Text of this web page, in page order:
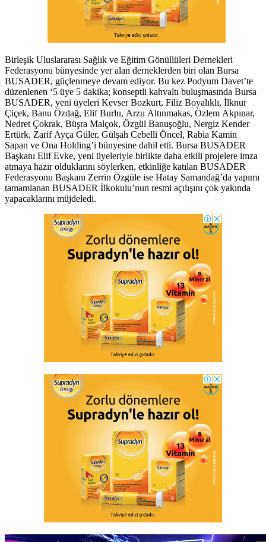
Birleşik Uluslararası Sağlık ve Eğitim Gönüllüleri Dernekleri
Federasyonu bünyesinde yer alan derneklerden biri olan Bursa
BUSADER, güçlenmeye devam ediyor. Bu kez Podyum Davet’te
düzenlenen ‘5 üye 5 dakika; konseptli kahvaltı buluşmasında Bursa
BUSADER, yeni üyeleri Kevser Bozkurt, Filiz Boyalıklı, İlknur
Çiçek, Banu Özdağ, Elif Burlu, Arzu Altınmakas, Özlem Akpınar,
Nedret Çokrak, Büşra Malçok, Özgül Banuşoğlu, Nergiz Kender
Ertürk, Zarif Ayça Güler, Gülşah Cebelli Öncel, Rabia Kamin
Sapan ve Ona Holding’i bünyesine dahil etti. Bursa BUSADER
Başkanı Elif Evke, yeni üyeleriyle birlikte daha etkili projelere imza
atmaya hazır olduklarını söylerken, etkinliğe katılan BUSADER
Federasyonu Başkanı Zerrin Özgüle ise Hatay Samandağ’da yapımı
tamamlanan BUSADER İlkokulu’nun resmi açılışını çok yakında
yapacaklarını müjdeledi.